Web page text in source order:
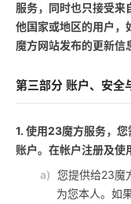
服务，同时也只接受来
他国家或地区的用户
魔方网站发布的更新信
第三部分 账户、安全
1. 使用23魔方服务，
账户。在帐户注册及使
a) 您提供给23魔
为您本人。如